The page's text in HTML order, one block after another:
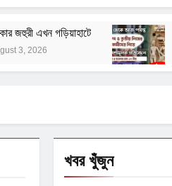
জহুরী এখন গড়িয়াহাটে
3, 2026
বাঙালির ইতিহাস ও
খবর খুঁজুন